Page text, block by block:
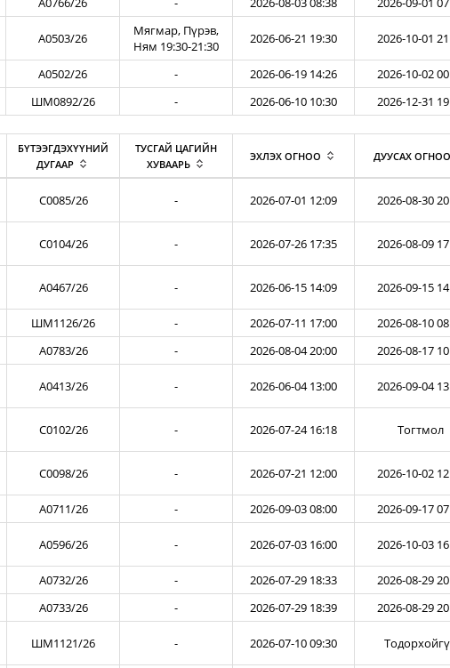
A0503/26
Мягмар, Пүрэв,
Ням 19:30-21:30
2026-06-21 19:30 2026-10-01
A0502/26 - 2026-06-19 14:26
2026-10-02
ШМ0892/26 - 2026-06-10 10:30
2026-12-31
БҮТЭЭГДЭХҮҮНИЙ
ДУГААР
ТУСГАЙ ЦАГИЙН
ХУВААРЬ
ЭХЛЭХ ОГНОО ДУУСАХ ОГНОО
C0085/26 - 2026-07-01 12:09 2026-08-30
C0104/26 - 2026-07-26 17:35 2026-08-09
A0467/26 - 2026-06-15 14:09 2026-09-15
ШМ1126/26 - 2026-07-11 17:00
2026-08-10
A0783/26 - 2026-08-04 20:00 2026-08-17
A0413/26 - 2026-06-04 13:00 2026-09-04
C0102/26 - 2026-07-24 16:18 Тогтмол
C0098/26 - 2026-07-21 12:00 2026-10-02
A0711/26 - 2026-09-03 08:00 2026-09-17
A0596/26 - 2026-07-03 16:00 2026-10-03
A0732/26 - 2026-07-29 18:33
2026-08-29
A0733/26 - 2026-07-29 18:39 2026-08-29
ШМ1121/26 - 2026-07-10 09:30